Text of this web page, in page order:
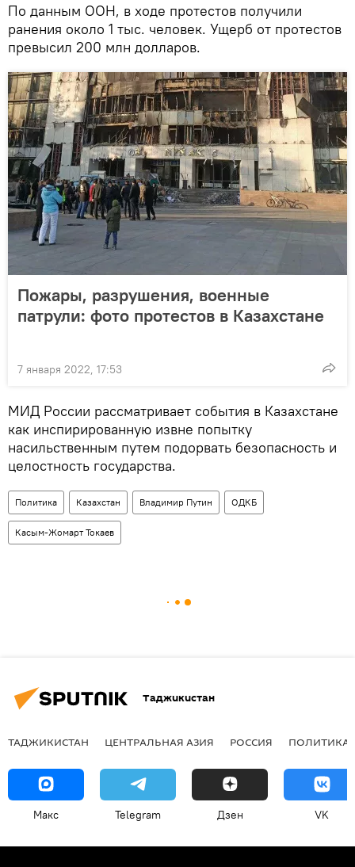
По данным ООН, в ходе протестов получили
ранения около 1 тыс. человек. Ущерб от протестов
превысил 200 млн долларов.
Пожары, разрушения, военные
патрули: фото протестов в Казахстане
7 января 2022, 17:53
МИД России рассматривает события в Казахстане
как инспирированную извне попытку
насильственным путем подорвать безопасность и
целостность государства.
Политика Казахстан Владимир Путин ОДКБ
Касым-Жомарт Токаев
Таджикистан
ТАДЖИКИСТАН ЦЕНТРАЛЬНАЯ АЗИЯ РОССИЯ ПОЛИТИКА
Макс Telegram Дзен VK